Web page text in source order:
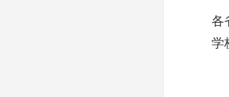
各
学